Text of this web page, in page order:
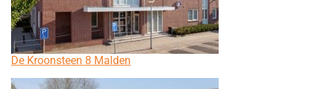
De Kroonsteen 8 Malden